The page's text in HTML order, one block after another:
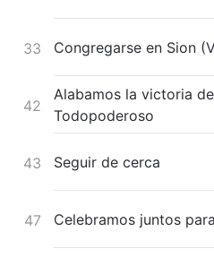
33 Congregarse en Sion
42
Alabamos la victoria
Todopoderoso
43 Seguir de cerca
47 Celebramos juntos